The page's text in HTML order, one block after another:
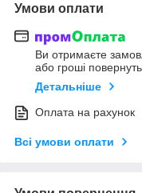
Умови оплати
Ви отримаєте
або гроші
Детальніше
Оплата на рахунок
Всі умови оплати